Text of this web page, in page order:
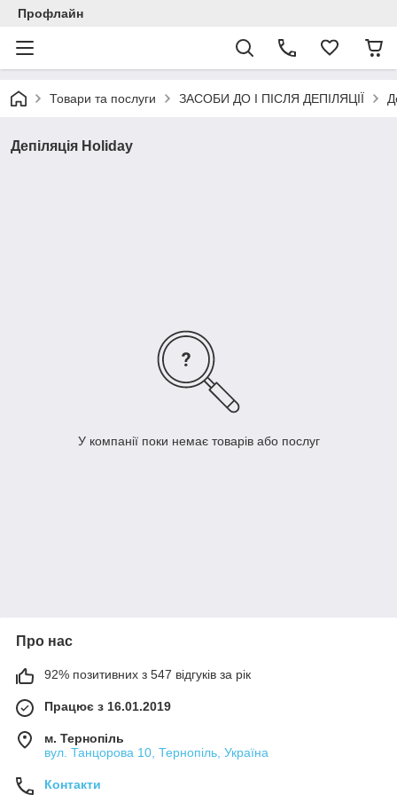
Профлайн
Товари та послуги ЗАСОБИ ДО І ПІСЛЯ ДЕПІЛЯЦІЇ
Депіляція Holiday
У компанії поки немає товарів або послуг
Про нас
92% позитивних з 547 відгуків за рік
Працює з 16.01.2019
м. Тернопіль
вул. Танцорова 10, Тернопіль, Україна
Контакти